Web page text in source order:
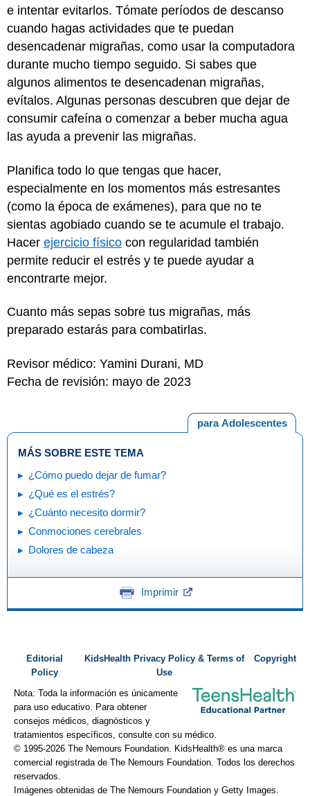
e intentar evitarlos. Tómate períodos de descanso
cuando hagas actividades que te puedan
desencadenar migrañas, como usar la computadora
durante mucho tiempo seguido. Si sabes que
algunos alimentos te desencadenan migrañas,
evítalos. Algunas personas descubren que dejar de
consumir cafeína o comenzar a beber mucha agua
las ayuda a prevenir las migrañas.
Planifica todo lo que tengas que hacer,
especialmente en los momentos más estresantes
(como la época de exámenes), para que no te
sientas agobiado cuando se te acumule el trabajo.
Hacer ejercicio físico con regularidad también
permite reducir el estrés y te puede ayudar a
encontrarte mejor.
Cuanto más sepas sobre tus migrañas, más
preparado estarás para combatirlas.
Revisor médico: Yamini Durani, MD
Fecha de revisión: mayo de 2023
para Adolescentes
MÁS SOBRE ESTE TEMA
¿Cómo puedo dejar de fumar?
¿Qué es el estrés?
¿Cuánto necesito dormir?
Conmociones cerebrales
Dolores de cabeza
Imprimir
Editorial
Policy
KidsHealth Privacy Policy & Terms of
Use
Copyright
Nota: Toda la información es únicamente
para uso educativo. Para obtener
consejos médicos, diagnósticos y
tratamientos específicos, consulte con su médico.
© 1995-2026 The Nemours Foundation. KidsHealth® es una marca
comercial registrada de The Nemours Foundation. Todos los derechos
reservados.
Imágenes obtenidas de The Nemours Foundation y Getty Images.